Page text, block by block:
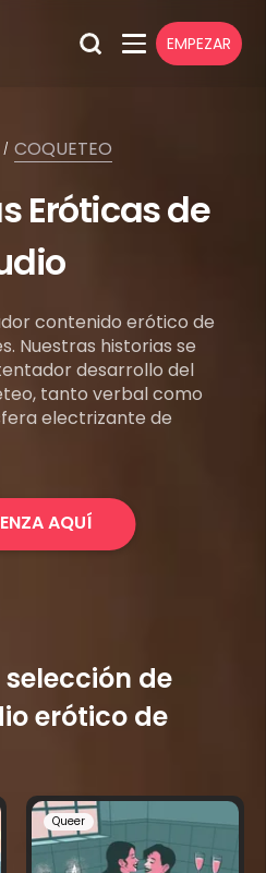
EMPEZAR
/ COQUETEO
Eróticas de
contenido erótico de
Nuestras historias se
desarrollo del
tanto verbal como
electrizante de
AQUÍ
de
erótico de
Queer